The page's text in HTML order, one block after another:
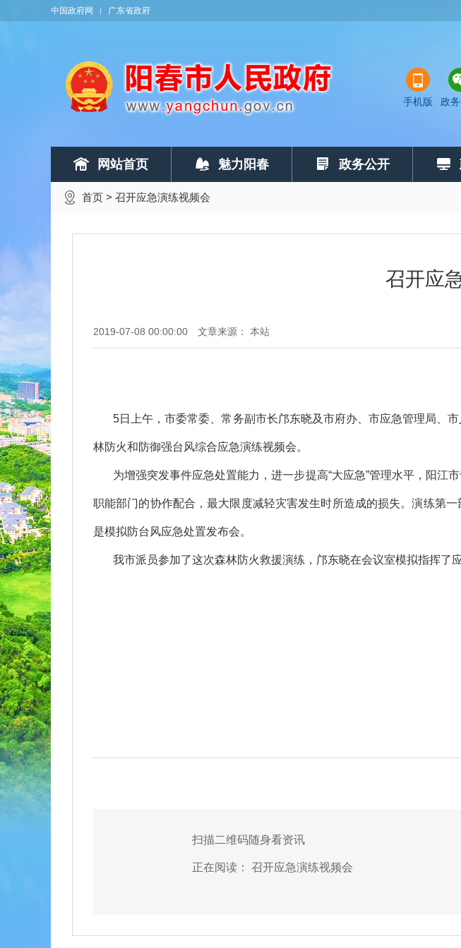
中国政府网 广东省政府
手机版 政
网站首页 魅力阳春 政务公开
首页 > 召开应急演练视频会
召开应
2019-07-08 00:00:00 文章来源： 本站
5日上午，市委常委、常务副市长邝东晓及市府办、市应急管理局、
林防火和防御强台风综合应急演练视频会。
为增强突发事件应急处置能力，进一步提高“大应急”管理水平，阳
职能部门的协作配合，最大限度减轻灾害发生时所造成的损失。演练第
是模拟防台风应急处置发布会。
我市派员参加了这次森林防火救援演练，邝东晓在会议室模拟指挥了应
扫描二维码随身看资讯
正在阅读： 召开应急演练视频会